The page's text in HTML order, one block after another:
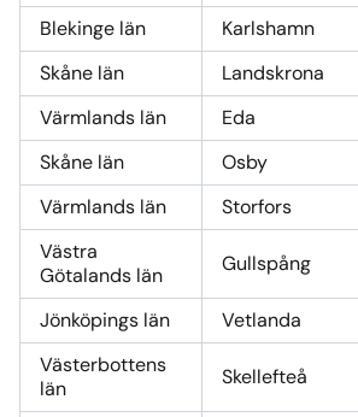
Blekinge län
Karlshamn
Skåne län
Landskrona
Värmlands län
Eda
Skåne län
Osby
Värmlands län
Storfors
Västra
Götalands län
Gullspång
Jönköpings län Vetlanda
Västerbottens
län
Skellefteå